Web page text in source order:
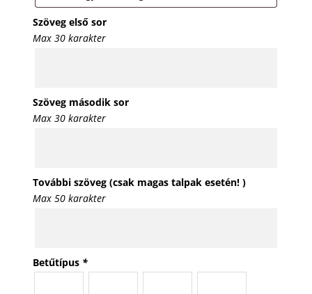
Szöveg első sor
Max 30 karakter
Szöveg második sor
Max 30 karakter
További szöveg (csak magas talpak esetén! )
Max 50 karakter
Betűtípus *